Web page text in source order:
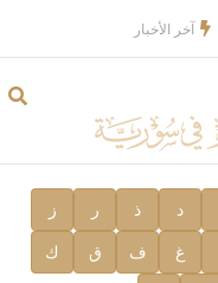
آخر الأخبار
د ذ ر ز
غ ف ق ك